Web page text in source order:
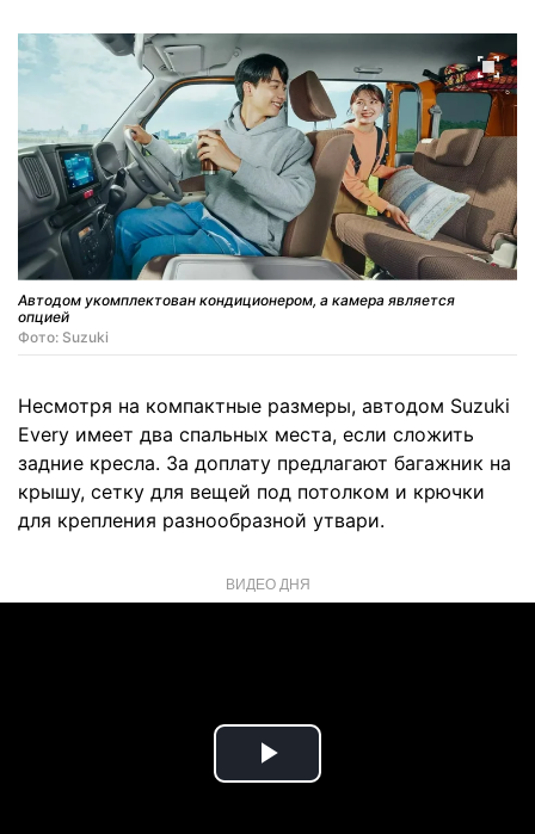
Автодом укомплектован кондиционером, а камера является
опцией
Фото: Suzuki
Несмотря на компактные размеры, автодом Suzuki
Every имеет два спальных места, если сложить
задние кресла. За доплату предлагают багажник на
крышу, сетку для вещей под потолком и крючки
для крепления разнообразной утвари.
ВИДЕО ДНЯ
Play